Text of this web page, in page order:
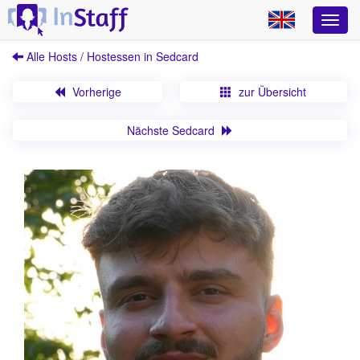
Alle Hosts / Hostessen in Sedcard
Vorherige zur Übersicht
Nächste Sedcard